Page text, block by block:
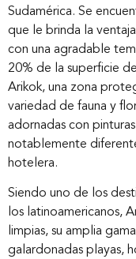
Sudamérica. Se
que le brinda la
con una agradable
20% de la superficie
Arikok, una zona
variedad de fauna y
adornadas con
notablemente
hotelera.
Siendo uno de los
los latinoamericanos,
limpias, su amplia
galardonadas playas,